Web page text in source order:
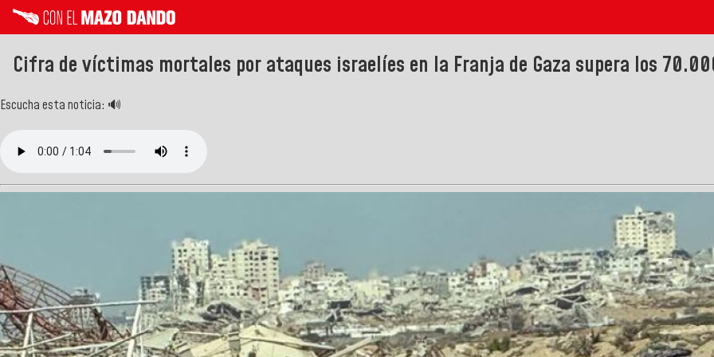
Cifra de víctimas mortales por ataques israelíes en la Franja de Gaza supera los
Escucha esta noticia: 🔊